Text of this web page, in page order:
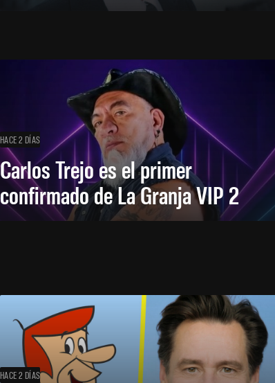
HACE 2 DÍAS
Carlos Trejo es el primer
confirmado de La Granja VIP 2
HACE 2 DÍAS